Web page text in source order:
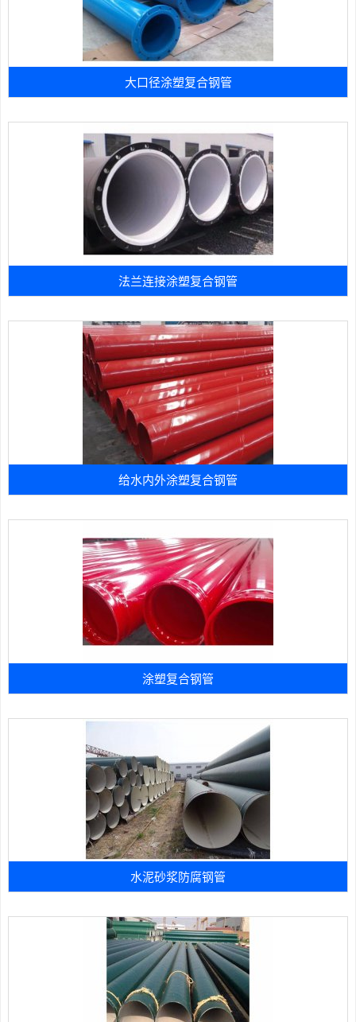
大口径涂塑复合钢管
法兰连接涂塑复合钢管
给水内外涂塑复合钢管
涂塑复合钢管
水泥砂浆防腐钢管